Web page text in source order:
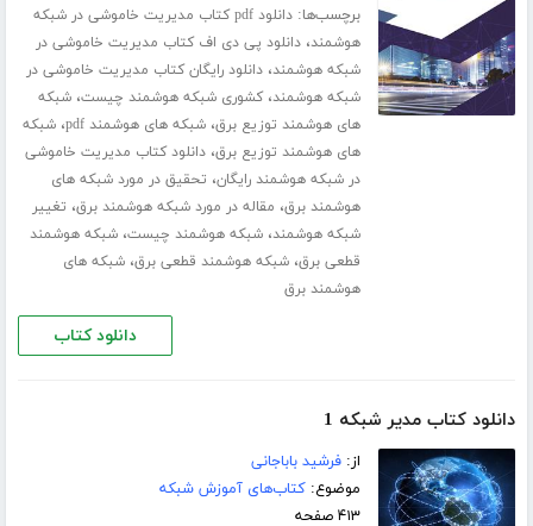
برچسب‌ها:
دانلود pdf کتاب مدیریت خاموشی در شبکه
هوشمند،دانلود پی دی اف کتاب مدیریت خاموشی در
شبکه هوشمند،دانلود رایگان کتاب مدیریت خاموشی در
شبکه هوشمند،کشوری شبکه هوشمند چیست،شبکه
های هوشمند توزیع برق،شبکه های هوشمند pdf ،شبکه
های هوشمند توزیع برق،دانلود کتاب مدیریت خاموشی
در شبکه هوشمند رایگان، تحقیق در مورد شبکه های
هوشمند برق، مقاله در مورد شبکه هوشمند برق، تغییر
شبکه هوشمند،شبکه هوشمند چیست،شبکه هوشمند
قطعی برق،شبکه هوشمند قطعی برق،شبکه های
هوشمند برق
دانلود کتاب
دانلود کتاب مدیر شبکه 1
از:فرشید باباجانی
موضوع:کتاب‌های آموزش شبکه
۴۱۳ صفحه